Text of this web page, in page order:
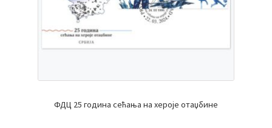
ФДЦ 25 година сећања на хероје отаџбине